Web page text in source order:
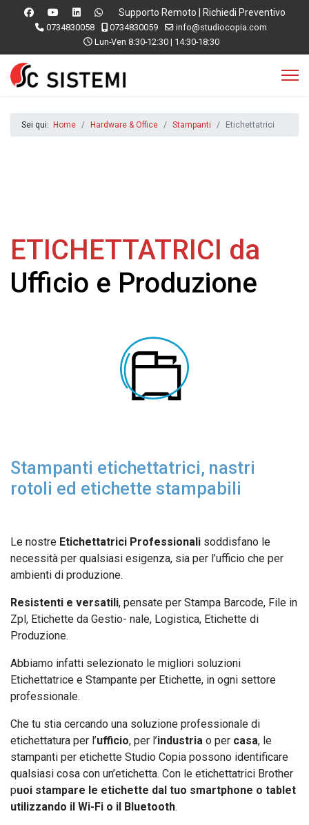
Supporto Remoto Richiedi Preventivo
0734830058 0734830059
info@studiocopia.com
Lun-Ven 8:30-12:30 | 14:30-18:30
Sei qui: Home Hardware & Office Stampanti Etichettatrici
ETICHETTATRICI da
Ufficio e Produzione
Stampanti etichettatrici, nastri
rotoli ed etichette stampabili
Le nostre Etichettatrici Professionali soddisfano le
necessità per qualsiasi esigenza, sia per l’ufficio che per
ambienti di produzione.
Resistenti e versatili, pensate per Stampa Barcode, File in
Zpl, Etichette da Gestio- nale, Logistica, Etichette di
Produzione.
Abbiamo infatti selezionato le migliori soluzioni
Etichettatrice e Stampante per Etichette, in ogni settore
professionale.
Che tu stia cercando una soluzione professionale di
etichettatura per l’ufficio, per l’industria o per casa, le
stampanti per etichette Studio Copia possono identificare
qualsiasi cosa con un’etichetta. Con le etichettatrici Brother
puoi stampare le etichette dal tuo smartphone o tablet
utilizzando il Wi-Fi o il Bluetooth.